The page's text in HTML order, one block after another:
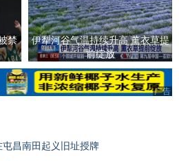
禁
伊犁河谷气温持续升高 薰衣草提
前绽放
广告
广告
昌南田起义旧址授牌